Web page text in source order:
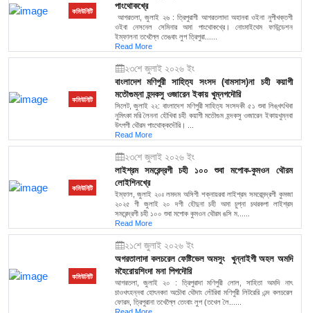
কমিউনিটি
পাংথোকখ্রে
আগরতলা, জুলাই ২৬ : ত্রিপুরাগী আগরতলাদা অহানবা ওইনা নুপীখক্তগী
ওইবা নেসনেল সেমিনার অমা পাংথোকখ্রে। নোংমাইথেম ফাউন্ডেশন
ইম্ফালনা তখেল্লৈ তেঙবাং লুপ ত্রিপুরা......
Read More
কমিউনিটি
২৩শে জুলাই ২০২৬ ইং
বাংলাদেশ মণিপুরী সাহিত্য সংসদ (বামসাস)না চহী কয়াগী
মতৌগুম্না হন্দকসু ওজারেন ইকায় খুম্নগদৌরি
সিলেট, জুলাই ২২: বাংলাদেশ মণিপুরী সাহিত্য সংসদকী ৫১ শুবা লিঙ্খৎখিবা
নুমিৎকা মরি লৈননা হৌখিবা চহী কয়াগী মতৌগুম হন্দকসু ওজারেন ইকায়খুম্নবা
উৎপগী থৌরম পাংথোক্কদৌরি। ...
Read More
কমিউনিটি
২৩শে জুলাই ২০২৬ ইং
লাইশ্রম সমরেন্দ্রগী চহী ১০০ শুবা মপোক-কুমওন থৌরম
লোইশিনখ্রে
ইম্ফাল, জুলাই ২০ঃ লমদম অসিগী শক্নায়রবা লাইশ্রম সমরেমন্দ্রগী কুমজা
২০২৫ গী জুলাই ২০ দগী হৌদুনা চহী অমা চুপ্না চথরকপা লাইশ্রম
সমরেন্দ্রগী চহী ১০০ শুবা মপোক কুমওন থৌরম ঙসি ম......
Read More
কমিউনিটি
২১শে জুলাই ২০২৬ ইং
অগরতালাদা কলচরেল ফেষ্টিভেল অমসুং খুন্নাইগী অহল অমদি
মহৈরোয়শিংদা মনা পিগদৌরি
আগরতলা, জুলাই ২০ : ত্রিপুরাদা মণিপুরী লোল, সাহিতা অমদি নাৎ
চাওখৎহন্নবা হোৎনবদা অচৌবা থৌদাং লৌরিবা মণিপুরী লিটরেরি এন্দ কলচরেল
ফোরম, ত্রিপুরানা তখেল্লৈ তেংবাং লুপ (তখেল লৈ......